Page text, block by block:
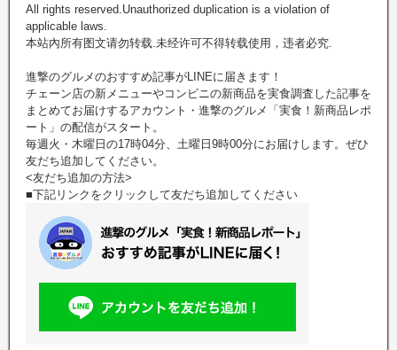
All rights reserved.Unauthorized duplication is a violation of
applicable laws.
本站內所有图文请勿转载.未经许可不得转载使用，违者必究.
進撃のグルメのおすすめ記事がLINEに届きます！
チェーン店の新メニューやコンビニの新商品を実食調査した記事を
まとめてお届けするアカウント・進撃のグルメ「実食！新商品レポ
ート」の配信がスタート。
毎週火・木曜日の17時04分、土曜日9時00分にお届けします。ぜひ
友だち追加してください。
<友だち追加の方法>
■下記リンクをクリックして友だち追加してください